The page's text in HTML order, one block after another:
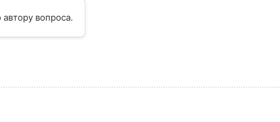
вопроса.